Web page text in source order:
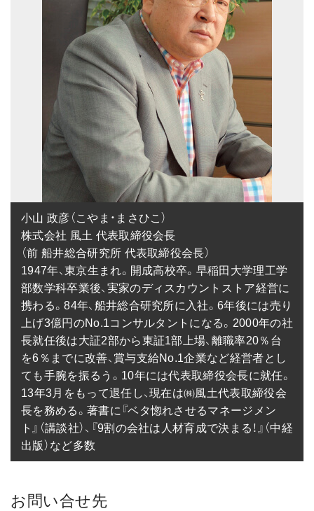
小山 政彦（こやま・まさひこ）
株式会社 風土 代表取締役会長
（前 船井総合研究所 代表取締役会長）
1947年、東京生まれ。開成高校卒。早稲田大学理工学
部数学科卒業後、実家のディスカウントストア経営に
携わる。84年、船井総合研究所に入社。6年後には売り
上げ3億円のNo.1コンサルタントになる。2000年の社
長就任後は大証2部から東証1部上場、離職率20％台
を6％までに改善、賞与支給No.1企業など経営者とし
ても手腕を振るう。10年には代表取締役会長に就任。
13年3月をもって退任し、現在は㈱風土代表取締役会
長を務める。著書に『ベタ惚れさせるマネージメン
ト』（講談社）、『9割の会社は人材育成で決まる！』（中経
出版）など多数
お問い合せ先